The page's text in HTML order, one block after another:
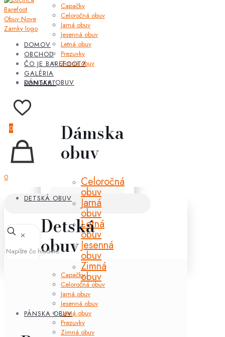
Capačky
Celoročná obuv
Jarná obuv
Jesenná obuv
Letná obuv
Prezuvky
Zimná obuv
DÁMSKA OBUV
Dámska
obuv
Celoročná
obuv
Jarná
obuv
Letná
obuv
Jesenná
obuv
Zimná
obuv
PÁNSKA OBUV
DOMOV
OBCHOD
ČO JE BAREFOOT?
GALÉRIA
KONTAKT
0
0
DETSKÁ OBUV
Detská
obuv
Capačky
Celoročná obuv
Jarná obuv
Jesenná obuv
Letná obuv
Prezuvky
Zimná obuv
✕